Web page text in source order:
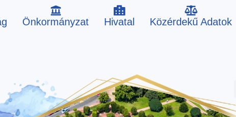
Önkormányzat Hivatal Közérdekű Adatok